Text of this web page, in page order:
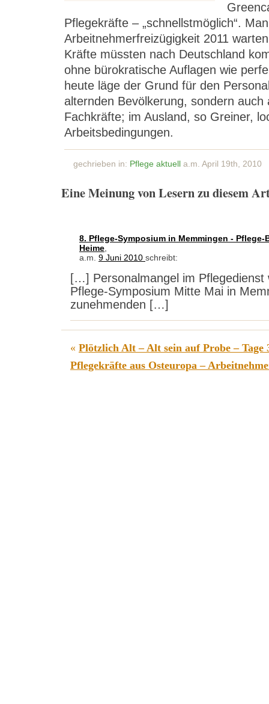
Pflegekräfte – „schnellstmöglich“.
Arbeitnehmerfreizügigkeit 2011
Kräfte müssten nach Deutschland
ohne bürokratische Auflagen wie
heute läge der Grund für den
alternden Bevölkerung, sondern auch
Fachkräfte; im Ausland, so Greiner,
Arbeitsbedingungen.
gechrieben in: Pflege aktuell a.m. April 19th, 2010
Eine Meinung von Lesern zu diesem
8. Pflege-Symposium in Memmingen -
Heime
a.m. 9 Juni 2010 schreibt:
[…] Personalmangel im
Pflege-Symposium Mitte Mai in
zunehmenden […]
« Plötzlich Alt – Alt sein auf Probe – Tage
Pflegekräfte aus Osteuropa –